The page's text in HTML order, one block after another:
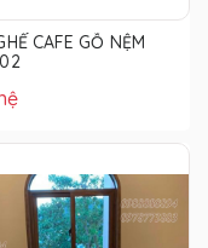
CAFE GỖ NỆM